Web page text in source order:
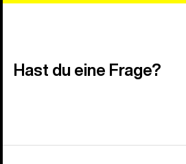
Hast du eine Frage?